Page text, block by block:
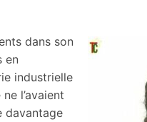
dans son
en
industrielle
l’avaient
davantage